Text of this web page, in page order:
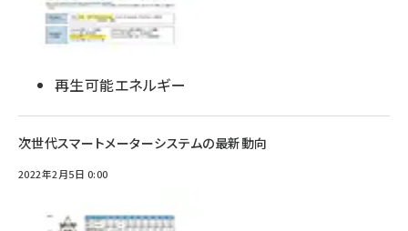
再生可能エネルギー
次世代スマートメーターシステムの最新動向
2022年2月5日 0:00